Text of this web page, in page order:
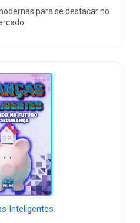
para se destacar no
Inteligentes